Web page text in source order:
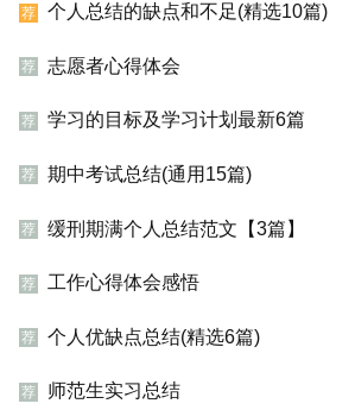
荐 个人总结的缺点和不足(精选10篇)
荐 志愿者心得体会
荐 学习的目标及学习计划最新6篇
荐 期中考试总结(通用15篇)
荐 缓刑期满个人总结范文【3篇】
荐 工作心得体会感悟
荐 个人优缺点总结(精选6篇)
荐 师范生实习总结